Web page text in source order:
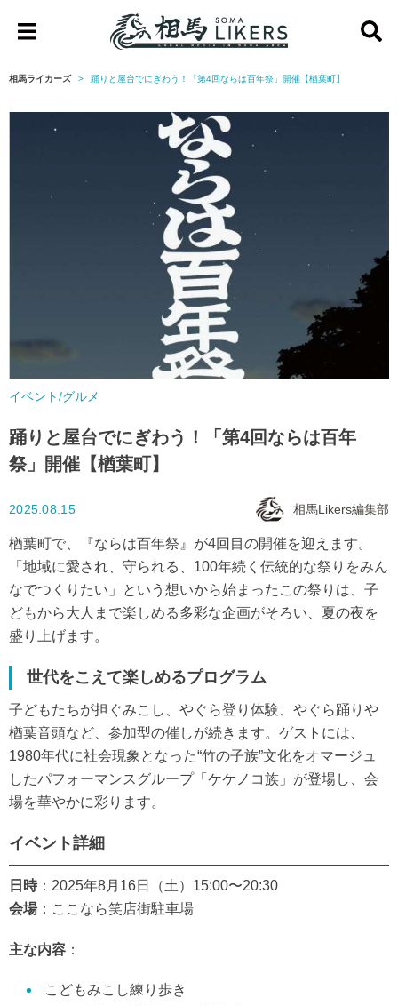
馬
相馬ライカーズ 踊りと屋台でにぎわう！「第4回ならは百年祭」開催【楢葉町】
イベント/グルメ
踊りと屋台でにぎわう！「第4回ならは百年
祭」開催【楢葉町】
2025.08.15 相馬Likers編集部
楢葉町で、『ならは百年祭』が4回目の開催を迎えます。
「地域に愛され、守られる、100年続く伝統的な祭りをみん
なでつくりたい」という想いから始まったこの祭りは、子
どもから大人まで楽しめる多彩な企画がそろい、夏の夜を
盛り上げます。
世代をこえて楽しめるプログラム
子どもたちが担ぐみこし、やぐら登り体験、やぐら踊りや
楢葉音頭など、参加型の催しが続きます。ゲストには、
1980年代に社会現象となった“竹の子族”文化をオマージュ
したパフォーマンスグループ「ケケノコ族」が登場し、会
場を華やかに彩ります。
イベント詳細
日時：2025年8月16日（土）15:00〜20:30
会場：ここなら笑店街駐車場
主な内容 ：
こどもみこし練り歩き